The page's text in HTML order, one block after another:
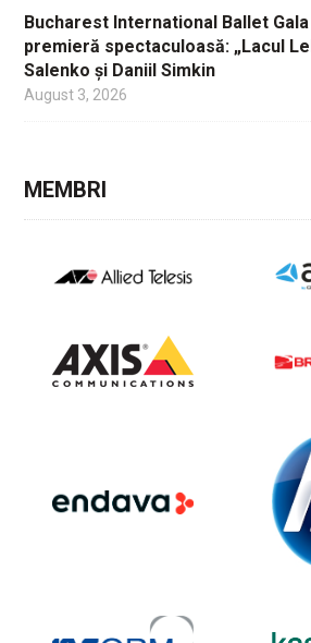
Bucharest International Ballet
premieră spectaculoasă: „Lacul
Salenko și Daniil Simkin
August 3, 2026
MEMBRI